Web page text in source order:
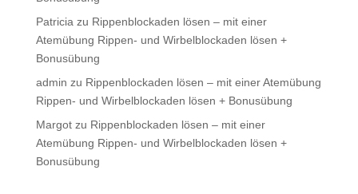
Patricia zu Rippenblockaden lösen – mit einer
Atemübung Rippen- und Wirbelblockaden lösen +
Bonusübung
admin zu Rippenblockaden lösen – mit einer Atemübung
Rippen- und Wirbelblockaden lösen + Bonusübung
Margotzu Rippenblockaden lösen – mit einer
Atemübung Rippen- und Wirbelblockaden lösen +
Bonusübung